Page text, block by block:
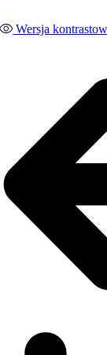
Wersja